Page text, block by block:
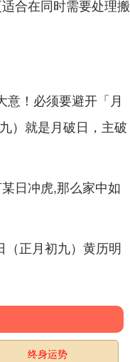
合在同时需要处理搬
！ 必须要避开「月
）就是月破日，主破
日冲虎,那么家中如
（正月初九）黄历明
终身运势